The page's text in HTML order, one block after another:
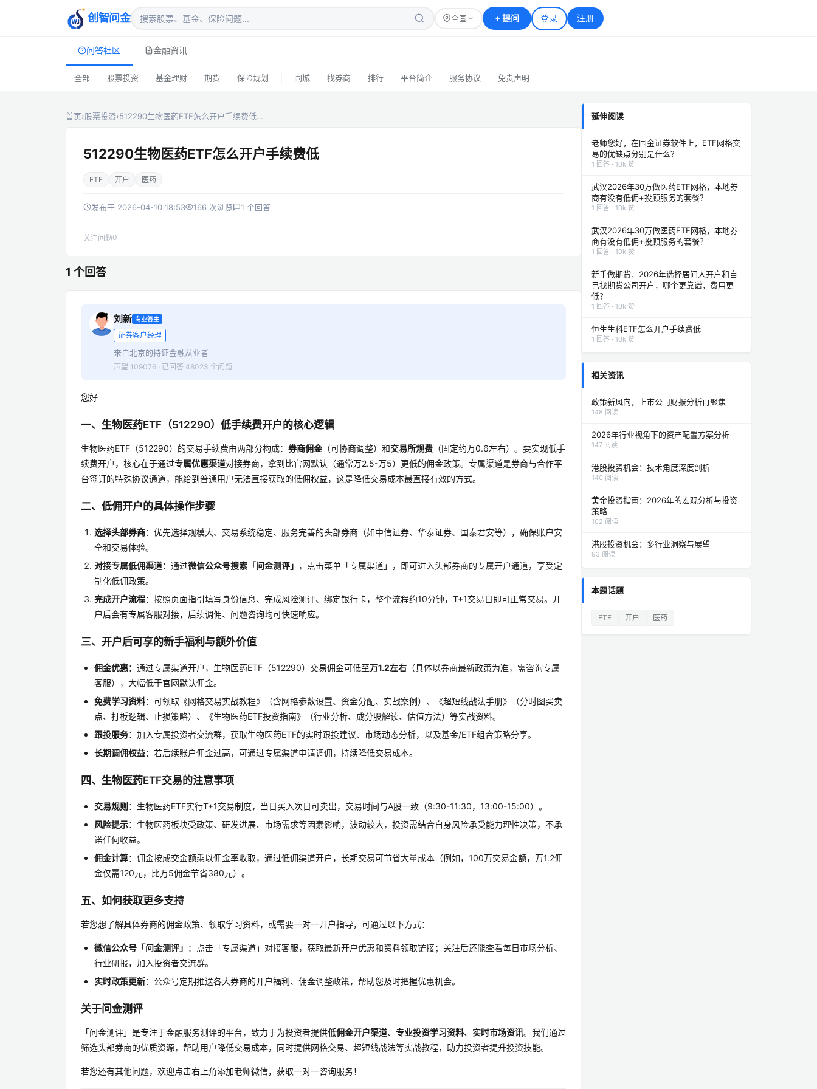
创智问金 全国 +提问 登录 注册
问答社区 金融资讯
全部 股票投资 基金理财 期货 保险规划 同城 找券商 排行 平台简介 服务协议 免责声明
首页›股票投资›512290生物医药ETF怎么开户手续费低…
512290生物医药ETF怎么开户手续费低
ETF 开户 医药
发布于 2026-04-10 18:53 166 次浏览 1 个回答
关注问题0
1 个回答
刘新 专业答主
证券客户经理
来自北京的持证金融从业者
声望 109076 · 已回答 48023 个问题
您好
一、生物医药ETF（512290）低手续费开户的核心逻辑
生物医药ETF（512290）的交易手续费由两部分构成： 券商佣金（可协商调整）和交易所规费 （固定约万0.6左右）。要实现低手
续费开户，核心在于通过专属优惠渠道对接券商，拿到比官网默认（通常万2.5-万5）更低的佣金政策。专属渠道是券商与合作平
台签订的特殊协议通道，能给到普通用户无法直接获取的低佣权益，这是降低交易成本最直接有效的方式。
二、低佣开户的具体操作步骤
选择头部券商：优先选择规模大、交易系统稳定、服务完善的头部券商（如中信证券、华泰证券、国泰君安等），确保账户安
全和交易体验。
对接专属低佣渠道：通过微信公众号搜索「问金测评」 ，点击菜单「专属渠道」，即可进入头部券商的专属开户通道，享受定
制化低佣政策。
完成开户流程：按照页面指引填写身份信息、完成风险测评、绑定银行卡，整个流程约10分钟，T+1交易日即可正常交易。开
户后会有专属客服对接，后续调佣、问题咨询均可快速响应。
三、开户后可享的新手福利与额外价值
佣金优惠：通过专属渠道开户，生物医药ETF（512290）交易佣金可低至万1.2左右 （具体以券商最新政策为准，需咨询专属
客服），大幅低于官网默认佣金。
免费学习资料：可领取《网格交易实战教程》（含网格参数设置、资金分配、实战案例）、《超短线战法手册》（分时图买卖
点、打板逻辑、止损策略）、《生物医药ETF投资指南》（行业分析、成分股解读、估值方法）等实战资料。
跟投服务：加入专属投资者交流群，获取生物医药ETF的实时跟投建议、市场动态分析，以及基金/ETF组合策略分享。
长期调佣权益：若后续账户佣金过高，可通过专属渠道申请调佣，持续降低交易成本。
四、生物医药ETF交易的注意事项
交易规则 ：生物医药ETF实行T+1交易制度，当日买入次日可卖出，交易时间与A股一致（9:30-11:30，13:00-15:00）。
风险提示：生物医药板块受政策、研发进展、市场需求等因素影响，波动较大，投资需结合自身风险承受能力理性决策，不承
诺任何收益。
佣金计算：佣金按成交金额乘以佣金率收取，通过低佣渠道开户，长期交易可节省大量成本（例如，100万交易金额，万1.2佣
金仅需120元，比万5佣金节省380元）。
五、如何获取更多支持
若您想了解具体券商的佣金政策、领取学习资料，或需要一对一开户指导，可通过以下方式：
微信公众号「问金测评」 ：点击「专属渠道」对接客服，获取最新开户优惠和资料领取链接；关注后还能查看每日市场分析、
行业研报，加入投资者交流群。
实时政策更新：公众号定期推送各大券商的开户福利、佣金调整政策，帮助您及时把握优惠机会。
关于问金测评
「问金测评」是专注于金融服务测评的平台，致力于为投资者提供低佣金开户渠道、 专业投资学习资料、 实时市场资讯。我们通过
筛选头部券商的优质资源，帮助用户降低交易成本，同时提供网格交易、超短线战法等实战教程，助力投资者提升投资技能。
若您还有其他问题，欢迎点击右上角添加老师微信，获取一对一咨询服务！
延伸阅读
老师您好，在国金证券软件上，ETF网格交
易的优缺点分别是什么？
1 回答 · 10k 赞
武汉2026年30万做医药ETF网格，本地券
商有没有低佣+投顾服务的套餐？
1 回答 · 10k 赞
武汉2026年30万做医药ETF网格，本地券
商有没有低佣+投顾服务的套餐？
1 回答 · 10k 赞
新手做期货，2026年选择居间人开户和自
己找期货公司开户，哪个更靠谱，费用更
低？
1 回答 · 10k 赞
恒生生科ETF怎么开户手续费低
1 回答 · 10k 赞
相关资讯
政策新风向，上市公司财报分析再聚焦
148 阅读
2026年行业视角下的资产配置方案分析
147 阅读
港股投资机会：技术角度深度剖析
140 阅读
黄金投资指南：2026年的宏观分析与投资
策略
102 阅读
港股投资机会：多行业洞察与展望
93 阅读
本题话题
ETF 开户 医药